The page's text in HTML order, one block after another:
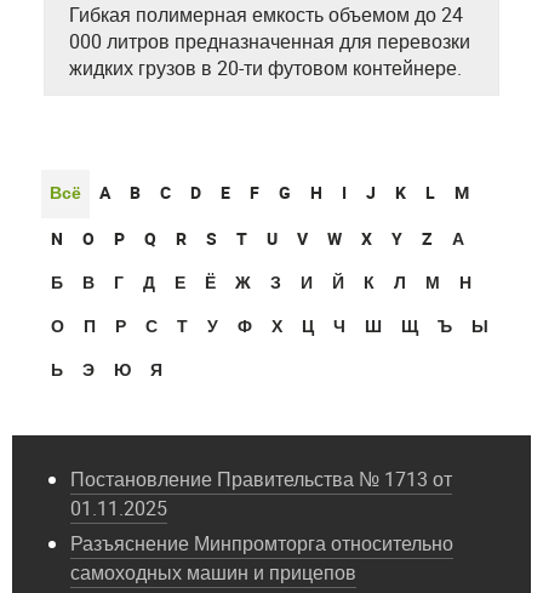
Гибкая полимерная емкость объемом до 24
000 литров предназначенная для перевозки
жидких грузов в 20-ти футовом контейнере.
Всё A B C D E F G H I J K L
M
N
O P Q R S T U V W X Y Z
А
Б
В Г Д Е Ё Ж З И Й К Л М
Н
О
П Р С Т У Ф Х Ц Ч Ш Щ Ъ
Ы
Ь
Э Ю Я
Постановление Правительства № 1713 от
01.11.2025
Разъяснение Минпромторга относительно
самоходных машин и прицепов